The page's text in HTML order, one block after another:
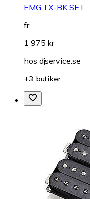
EMG TX-BK SET
fr.
1 975 kr
hos djservice.se
+3 butiker